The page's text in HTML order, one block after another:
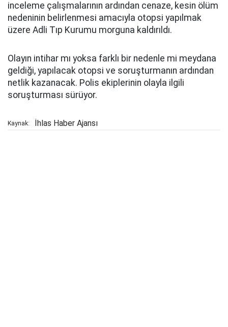
inceleme çalışmalarının ardından cenaze, kesin ölüm
nedeninin belirlenmesi amacıyla otopsi yapılmak
üzere Adli Tıp Kurumu morguna kaldırıldı.
Olayın intihar mı yoksa farklı bir nedenle mi meydana
geldiği, yapılacak otopsi ve soruşturmanın ardından
netlik kazanacak. Polis ekiplerinin olayla ilgili
soruşturması sürüyor.
Kaynak: İhlas Haber Ajansı